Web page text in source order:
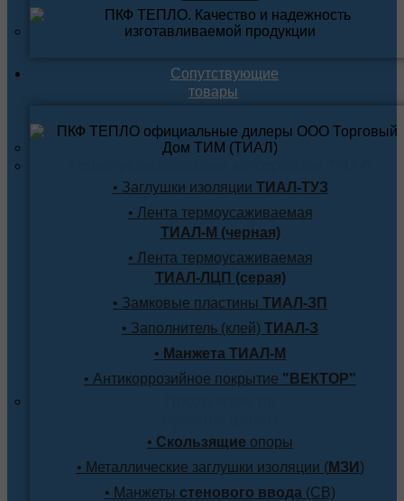
Сопутствующие
товары
• Заглушки изоляции ТИАЛ-ТУЗ
• Лента термоусаживаемая
ТИАЛ-М (черная)
• Лента термоусаживаемая
ТИАЛ-ЛЦП (серая)
• Замковые пластины ТИАЛ-ЗП
• Заполнитель (клей) ТИАЛ-З
• Манжета ТИАЛ-М
• Антикоррозийное покрытие "ВЕКТОР"
• Скользящие опоры
• Металлические заглушки изоляции (МЗИ )
• Манжеты стенового ввода (СВ)